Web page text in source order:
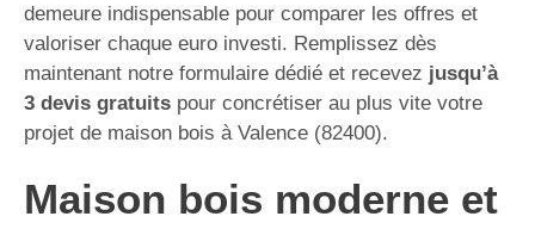
demeure indispensable pour comparer les offres et
valoriser chaque euro investi. Remplissez dès
maintenant notre formulaire dédié et recevez jusqu’à
3 devis gratuits pour concrétiser au plus vite votre
projet de maison bois à Valence (82400).
Maison bois moderne et